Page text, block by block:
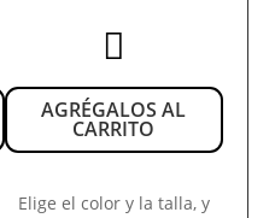

AGRÉGALOS AL
CARRITO
Elige el color y la talla, y